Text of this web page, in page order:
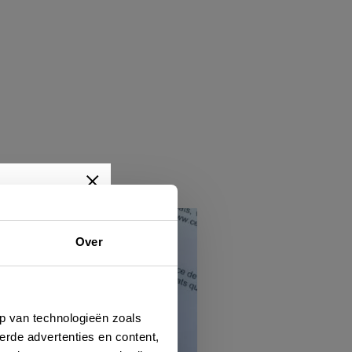
Over
van technologieën zoals
advertenties en content,